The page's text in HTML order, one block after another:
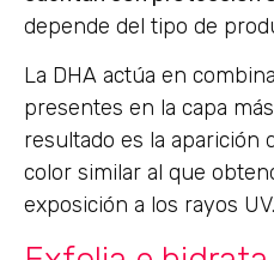
depende del tipo de
La DHA actúa en
presentes en la capa
resultado es la aparición
color similar al que
exposición a los rayos UV.